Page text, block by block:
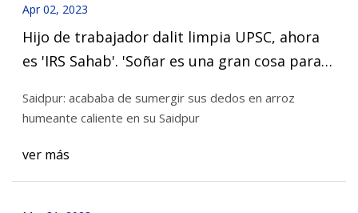
Apr 02, 2023
Hijo de trabajador dalit limpia UPSC, ahora
es 'IRS Sahab'. 'Soñar es una gran cosa para
Saidpur: acababa de sumergir sus dedos en arroz
humeante caliente en su Saidpur
ver más